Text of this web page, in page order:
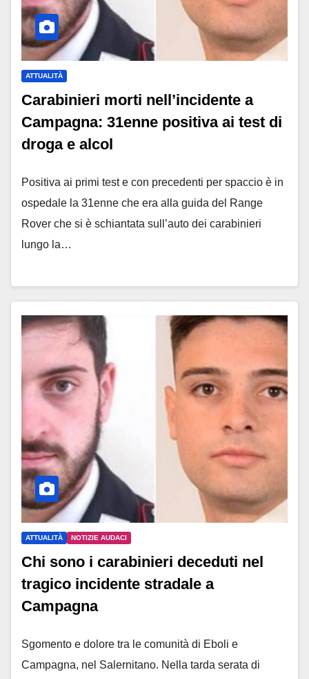
ATTUALITÀ
Carabinieri morti nell’incidente a
Campagna: 31enne positiva ai test di
droga e alcol
Positiva ai primi test e con precedenti per spaccio è in
ospedale la 31enne che era alla guida del Range
Rover che si è schiantata sull’auto dei carabinieri
lungo la…
ATTUALITÀ NOTIZIE AUDACI
Chi sono i carabinieri deceduti nel
tragico incidente stradale a
Campagna
Sgomento e dolore tra le comunità di Eboli e
Campagna, nel Salernitano. Nella tarda serata di